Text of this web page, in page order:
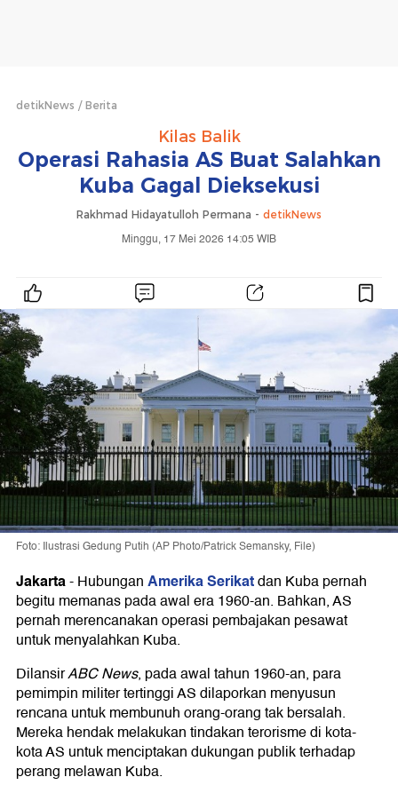
detikNews Berita
Kilas Balik
Operasi Rahasia AS Buat Salahkan
Kuba Gagal Dieksekusi
Rakhmad Hidayatulloh Permana - detikNews
Minggu, 17 Mei 2026 14:05 WIB
Foto: Ilustrasi Gedung Putih (AP Photo/Patrick Semansky, File)
Jakarta-HubunganAmerika Serikatdan Kuba pernah
begitu memanas pada awal era 1960-an. Bahkan, AS
pernah merencanakan operasi pembajakan pesawat
untuk menyalahkan Kuba.
DilansirABC News, pada awal tahun 1960-an, para
pemimpin militer tertinggi AS dilaporkan menyusun
rencana untuk membunuh orang-orang tak bersalah.
Mereka hendak melakukan tindakan terorisme di kota-
kota AS untuk menciptakan dukungan publik terhadap
perang melawan Kuba.